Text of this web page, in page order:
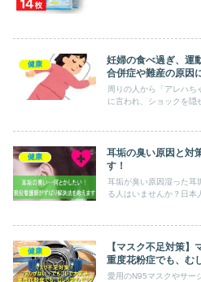
健康
妊婦の食べ過ぎ、運
合併症や難産の原因
周りの人から「アレハ
に言われ、ショックを隠
健康
耳垢の臭い原因と対
す！
耳垢が臭い原因湿った耳
る人はいませんか？日本
健康
【マスク不足対策】
重度花粉症でも、む
愛用のN95マスクやサー